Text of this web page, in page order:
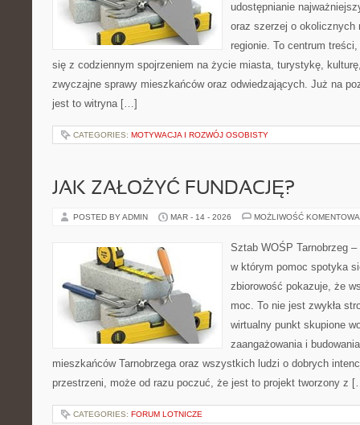
udostępnianie
oraz szerzej o okolicznych
regionie. To centrum
się z codziennym spojrzeniem na życie miasta, turystykę,
zwyczajne sprawy mieszkańców oraz odwiedzających. Już na
jest to witryna […]
CATEGORIES: MOTYWACJA I ROZWÓJ OSOBISTY
JAK ZAŁOŻYĆ FUNDACJĘ?
POSTED BY ADMIN MAR - 14 - 2026 MOŻLIWOŚĆ
Sztab WOŚP Tarnobrzeg
w którym pomoc spotyka
zbiorowość pokazuje, że
moc. To nie jest zwykła
wirtualny punkt skupione
zaangażowania i
mieszkańców Tarnobrzega oraz wszystkich ludzi o dobrych
przestrzeni, może od razu poczuć, że jest to projekt tworzony z
CATEGORIES: FORUM LOTNICZE